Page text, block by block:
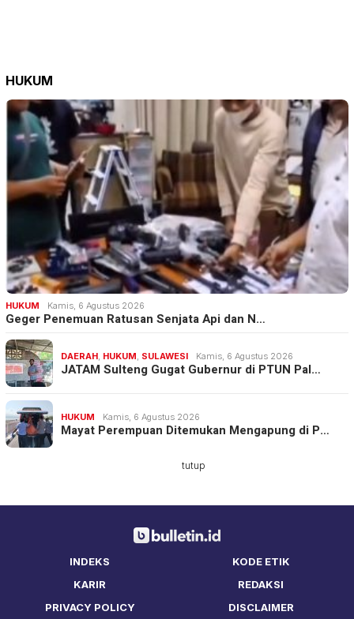
HUKUM
HUKUM Kamis, 6 Agustus 2026
Geger Penemuan Ratusan Senjata Api dan N…
DAERAH, HUKUM, SULAWESI Kamis, 6 Agustus 2026
JATAM Sulteng Gugat Gubernur di PTUN Pal…
HUKUM Kamis, 6 Agustus 2026
Mayat Perempuan Ditemukan Mengapung di P…
INDEKS
KODE ETIK
KARIR
REDAKSI
PRIVACY POLICY
DISCLAIMER
tutup